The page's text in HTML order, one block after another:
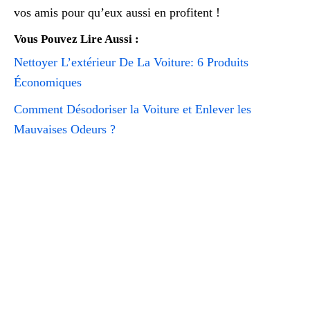
vos amis pour qu’eux aussi en profitent !
Vous Pouvez Lire Aussi :
Nettoyer L’extérieur De La Voiture: 6 Produits
Économiques
Comment Désodoriser la Voiture et Enlever les
Mauvaises Odeurs ?